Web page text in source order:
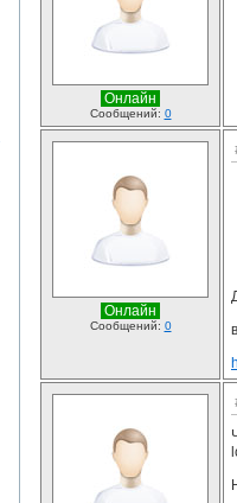
Онлайн
Сообщений: 0
Онлайн
Сообщений: 0